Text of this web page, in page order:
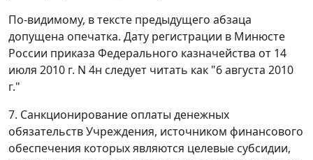
По-видимому, в тексте предыдущего абзаца
допущена опечатка. Дату регистрации в Минюсте
России приказа Федерального казначейства от 14
июля 2010 г. N 4н следует читать как "6 августа 2010
г."
7. Санкционирование оплаты денежных
обязательств Учреждения, источником финансового
обеспечения которых являются целевые субсидии,